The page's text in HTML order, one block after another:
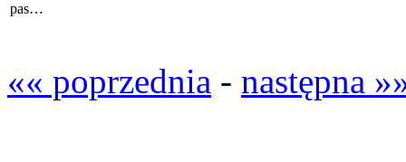
pas…
«« poprzednia - następna